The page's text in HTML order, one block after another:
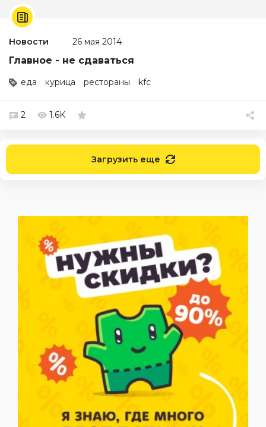
Новости 26 мая 2014
Главное - не сдаваться
еда курица рестораны kfc
2 1.6K
Загрузить еще